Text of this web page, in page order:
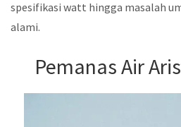
spesifikasi watt hingga masalah
alami.
Pemanas Air